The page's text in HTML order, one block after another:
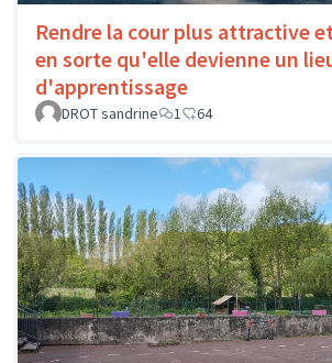
Rendre la cour plus attractive
en sorte qu'elle devienne un
d'apprentissage
DROT sandrine 1 64